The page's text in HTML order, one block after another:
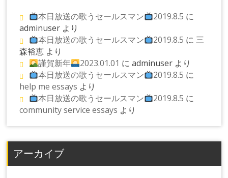
本日放送の歌うセールスマン 2019.8.5 に
adminuser より
本日放送の歌うセールスマン
2019.8.5 に 三
森裕恵 より
謹賀新年
2023.01.01 に adminuserより
本日放送の歌うセールスマン
2019.8.5 に
help me essays より
本日放送の歌うセールスマン
2019.8.5 に
community service essays より
アーカイブ